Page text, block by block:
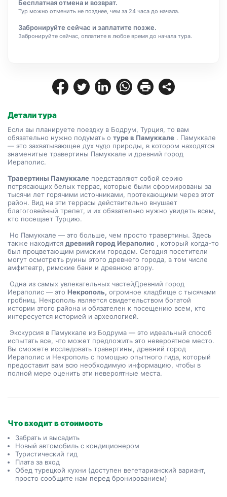
Детали тура
Если вы планируете поездку в Бодрум, Турция, то вам
обязательно нужно подумать о туре в Памуккале . Памуккале
— это захватывающее дух чудо природы, в котором находятся
знаменитые травертины Памуккале и древний город
Иераполис.
Травертины Памуккале представляют собой серию
потрясающих белых террас, которые были сформированы за
тысячи лет горячими источниками, протекающими через этот
район. Вид на эти террасы действительно внушает
благоговейный трепет, и их обязательно нужно увидеть всем,
кто посещает Турцию.
также находится древний город Иераполис , который когда-то
был процветающим римским городом. Сегодня посетители
могут осмотреть руины этого древнего города, в том числе
амфитеатр, римские бани и древнюю агору.
Одна из самых увлекательных частейДревний город
Иераполис — это Некрополь, огромное кладбище с тысячами
гробниц. Некрополь является свидетельством богатой
истории этого района и обязателен к посещению всем, кто
интересуется историей и археологией.
испытать все, что может предложить это невероятное место.
Вы сможете исследовать травертины, древний город
Иераполис и Некрополь с помощью опытного гида, который
предоставит вам всю необходимую информацию, чтобы в
полной мере оценить эти невероятные места.
Что входит в стоимость
Забрать и высадить
Новый автомобиль с кондиционером
Туристический гид
Плата за вход
Обед турецкой кухни (доступен вегетарианский вариант,
просто сообщите нам перед бронированием)
Бесплатная отмена и возврат.
Тур можно отменить не позднее, чем за 24 часа до начала.
Забронируйте сейчас и заплатите позже.
Забронируйте сейчас, оплатите в любое время до начала тура.